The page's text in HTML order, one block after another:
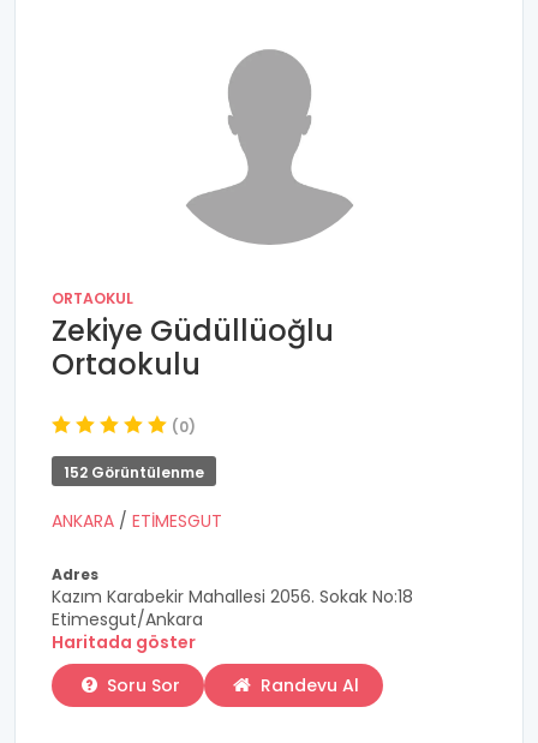
ORTAOKUL
Zekiye Güdüllüoğlu
Ortaokulu
(0)
152 Görüntülenme
ANKARA / ETİMESGUT
Adres
Kazım Karabekir Mahallesi 2056. Sokak No:18
Etimesgut/Ankara
Haritada göster
Soru Sor
Randevu Al